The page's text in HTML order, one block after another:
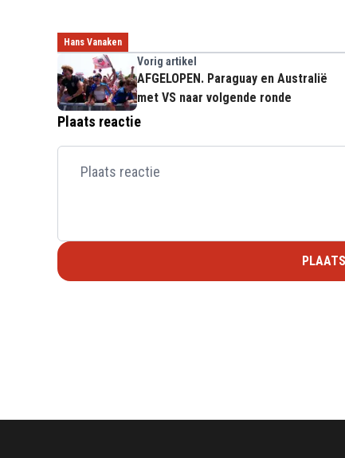
Hans Vanaken
Vorig artikel
AFGELOPEN. Paraguay en Australië
met VS naar volgende ronde
Plaats reactie